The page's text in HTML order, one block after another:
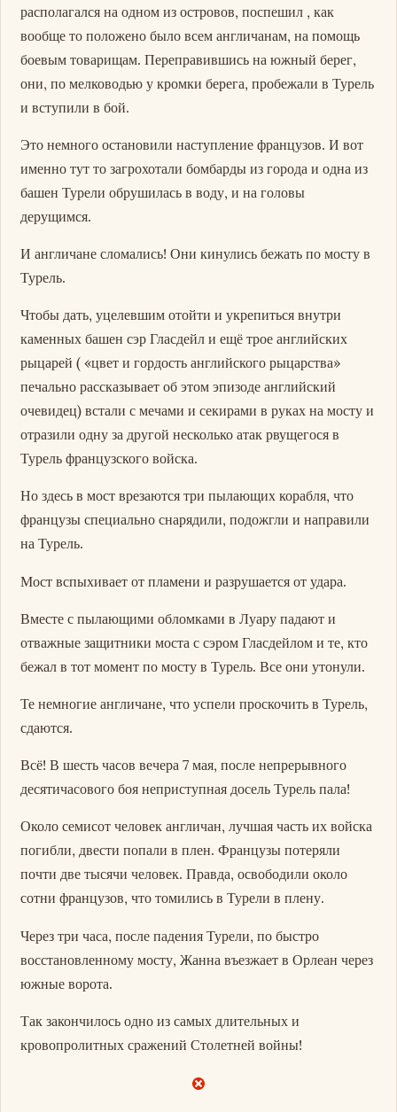
располагался на одном из островов, поспешил , как
вообще то положено было всем англичанам, на помощь
боевым товарищам. Переправившись на южный берег,
они, по мелководью у кромки берега, пробежали в Турель
и вступили в бой.
Это немного остановили наступление французов. И вот
именно тут то загрохотали бомбарды из города и одна из
башен Турели обрушилась в воду, и на головы
дерущимся.
И англичане сломались! Они кинулись бежать по мосту в
Турель.
Чтобы дать, уцелевшим отойти и укрепиться внутри
каменных башен сэр Гласдейл и ещё трое английских
рыцарей ( «цвет и гордость английского рыцарства»
печально рассказывает об этом эпизоде английский
очевидец) встали с мечами и секирами в руках на мосту и
отразили одну за другой несколько атак рвущегося в
Турель французского войска.
Но здесь в мост врезаются три пылающих корабля, что
французы специально снарядили, подожгли и направили
на Турель.
Мост вспыхивает от пламени и разрушается от удара.
Вместе с пылающими обломками в Луару падают и
отважные защитники моста с сэром Гласдейлом и те, кто
бежал в тот момент по мосту в Турель. Все они утонули.
Те немногие англичане, что успели проскочить в Турель,
сдаются.
Всё! В шесть часов вечера 7 мая, после непрерывного
десятичасового боя неприступная досель Турель пала!
Около семисот человек англичан, лучшая часть их войска
погибли, двести попали в плен. Французы потеряли
почти две тысячи человек. Правда, освободили около
сотни французов, что томились в Турели в плену.
Через три часа, после падения Турели, по быстро
восстановленному мосту, Жанна въезжает в Орлеан через
южные ворота.
Так закончилось одно из самых длительных и
кровопролитных сражений Столетней войны!